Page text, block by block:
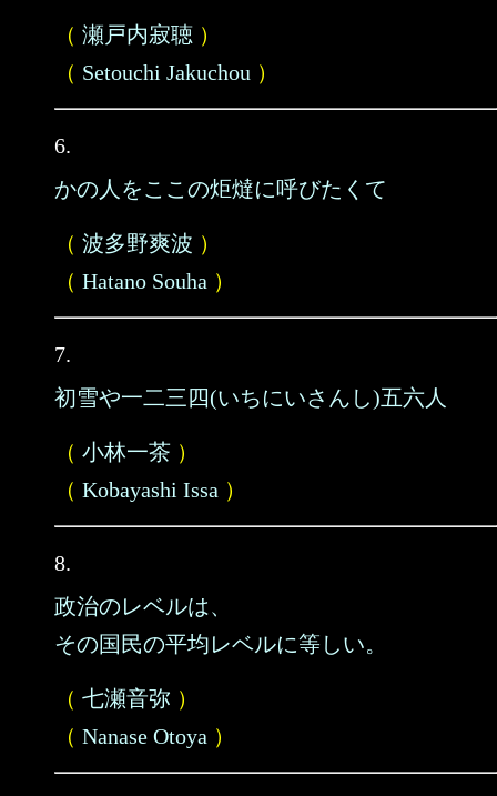
（ 瀬戸内寂聴 ）
（ Setouchi Jakuchou ）
6.
かの人をここの炬燵に呼びたくて
（ 波多野爽波 ）
（ Hatano Souha ）
7.
初雪や一二三四(いちにいさんし)五六人
（ 小林一茶 ）
（ Kobayashi Issa ）
8.
政治のレベルは、
その国民の平均レベルに等しい。
（ 七瀬音弥 ）
（ Nanase Otoya ）